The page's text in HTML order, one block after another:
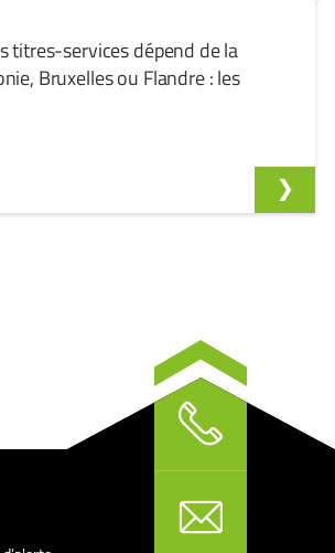
titres-services dépend de la
Bruxelles ou Flandre : les